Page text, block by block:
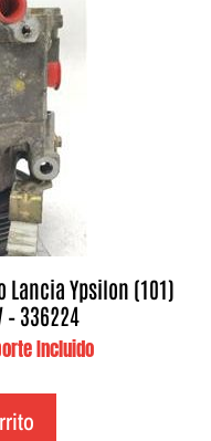
Ypsilon (101)
– 336224
Incluido